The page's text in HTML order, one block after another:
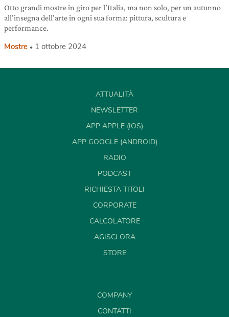
Otto grandi mostre in giro per l’Italia, ma non solo, per un autunno
all’insegna dell’arte in ogni sua forma: pittura, scultura e
performance.
Mostre 1 ottobre 2024
ATTUALITÀ
NEWSLETTER
APP APPLE (IOS)
APP GOOGLE (ANDROID)
RADIO
PODCAST
RICHIESTA TITOLI
CORPORATE
CALCOLATORE
AGISCI ORA
STORE
COMPANY
CONTATTI